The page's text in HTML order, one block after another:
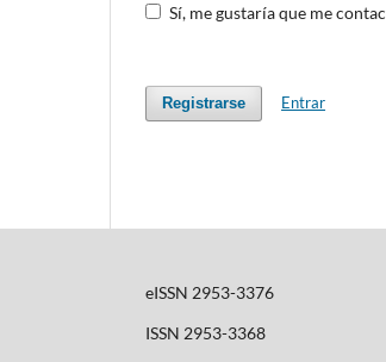
Sí, me gustaría que me
Registrarse Entrar
eISSN 2953-3376
ISSN 2953-3368